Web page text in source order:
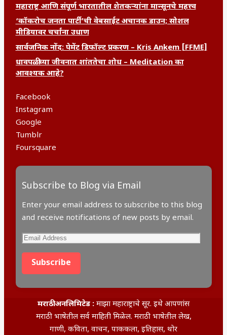
महाराष्ट्र आणि संपूर्ण भारतातील शेतकऱ्यांना मान्सूनचे महत्त्व
‘कॉकरोच जनता पार्टी’ची वेबसाईट अचानक डाउन; सोशल
मीडियावर चर्चांना उधाण
सार्वजनिक नोंद: पेमेंट डिफॉल्ट प्रकरण – Kris Ankem [FFME]
धावपळीच्या जीवनात शांततेचा शोध – Meditation का
आवश्यक आहे?
Facebook
Instagram
Google
Tumblr
Foursquare
Subscribe to Blog via Email
Enter your email address to subscribe to this blog
and receive notifications of new posts by email.
Email
Address
Subscribe
मराठी अनलिमिटेड : माझा महाराष्ट्राचे सूर. इथे आपणांस
मराठी भाषेतील सर्व माहिती मिळेल. मराठी भाषेतील लेख,
गाणी, कविता, वाचन, पाककला, इतिहास, थोर